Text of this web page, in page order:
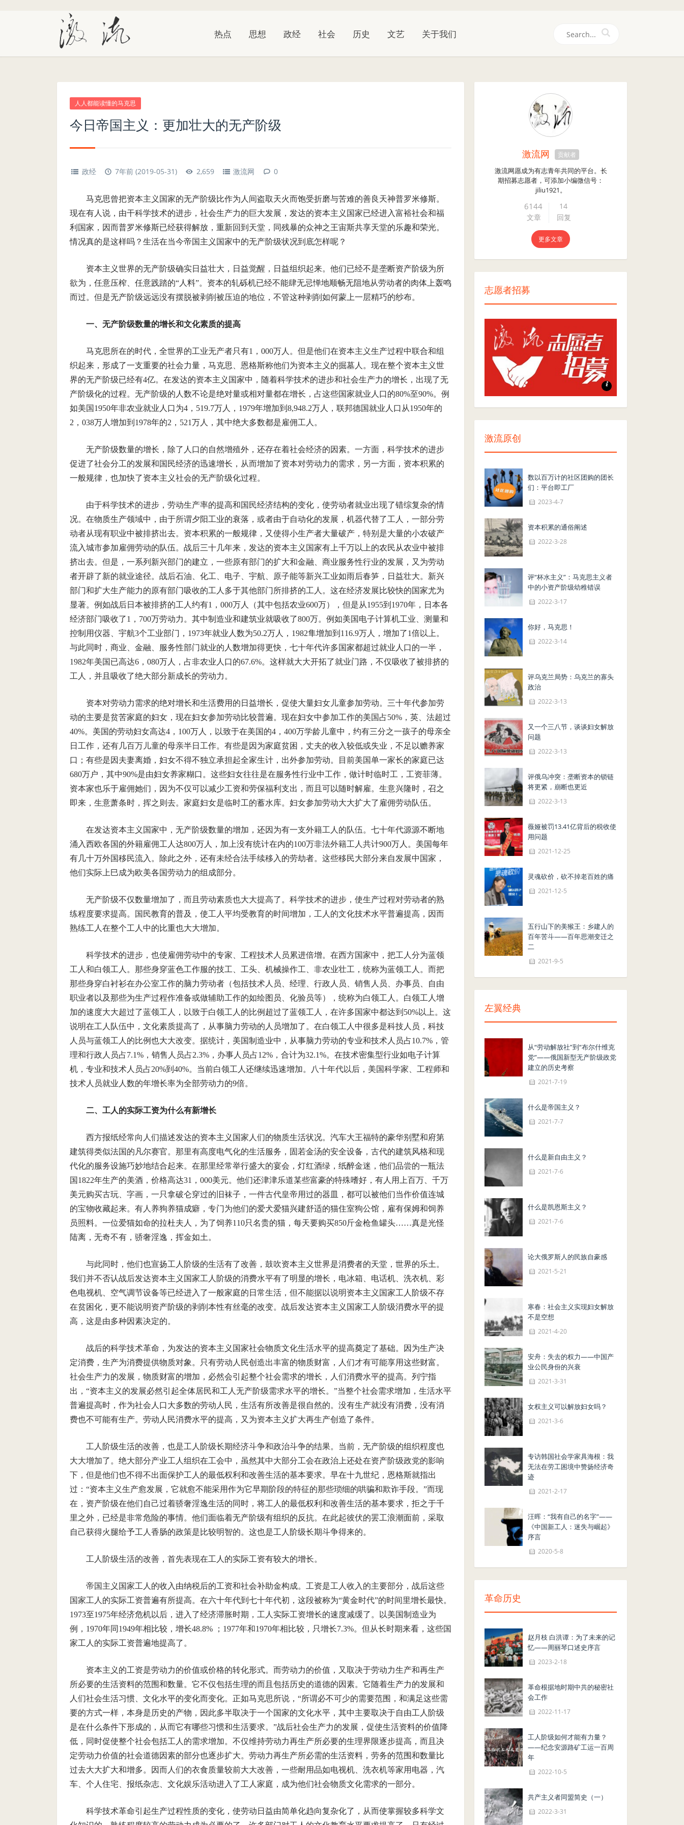
热点 思想 政经 社会 历史 文艺 关于我们
人人都能读懂的马克思
今日帝国主义：更加壮大的无产阶级
政经 7年前 (2019-05-31) 2,659 激流网 0
马克思曾把资本主义国家的无产阶级比作为人间盗取天火而饱受折磨与苦难的善良天神普罗米修斯。
现在有人说，由干科学技术的进步，社会生产力的巨大发展，发达的资本主义国家已经进入富裕社会和福
利国家，因而普罗米修斯已经获得解放，重新回到天堂，同残暴的众神之王宙斯共享天堂的乐趣和荣光。
情况真的是这样吗？生活在当今帝国主义国家中的无产阶级状况到底怎样呢？
资本主义世界的无产阶级确实日益壮大，日益觉醒，日益组织起来。他们已经不是垄断资产阶级为所
欲为，任意压榨、任意践踏的“人料”。资本的轧砾机已经不能肆无忌惮地顺畅无阻地从劳动者的肉体上轰鸣
而过。但是无产阶级远远没有摆脱被剥削被压迫的地位，不管这种剥削如何蒙上一层精巧的纱布。
一、无产阶级数量的增长和文化素质的提高
马克思所在的时代，全世界的工业无产者只有1，000万人。但是他们在资本主义生产过程中联合和组
织起来，形成了一支重要的社会力量，马克思、恩格斯称他们为资本主义的掘墓人。现在整个资本主义世
界的无产阶级已经有4亿。在发达的资本主义国家中，随着科学技术的进步和社会生产力的增长，出现了无
产阶级化的过程。无产阶级的人数不论是绝对量或相对量都在增长，占这些国家就业人口的80%至90%。例
如美国1950年非农业就业人口为4，519.7万人，1979年增加到8,948.2万人，联邦德国就业人口从1950年的
2，038万人增加到1978年的2，521万人，其中绝大多数都是雇佣工人。
无产阶级数量的增长，除了人口的自然增殖外，还存在着社会经济的因素。一方面，科学技术的进步
促进了社会分工的发展和国民经济的迅速增长，从而增加了资本对劳动力的需求，另一方面，资本积累的
一般规律，也加快了资本主义社会的无产阶级化过程。
由于科学技术的进步，劳动生产率的提高和国民经济结构的变化，使劳动者就业出现了错综复杂的情
况。在物质生产领域中，由于所谓夕阳工业的衰落，或者由于自动化的发展，机器代替了工人，一部分劳
动者从现有职业中被排挤出去。资本积累的一般规律，又使得小生产者大量破产，特别是大量的小农破产
流入城市参加雇佣劳动的队伍。战后三十几年来，发达的资本主义国家有上千万以上的农民从农业中被排
挤出去。但是，一系列新兴部门的建立，一些原有部门的扩大和金融、商业服务性行业的发展，又为劳动
者开辟了新的就业途径。战后石油、化工、电子、宇航、原子能等新兴工业如雨后春笋，日益壮大。新兴
部门和扩大生产能力的原有部门吸收的工人多于其他部门所排挤的工人。这在经济发展比较快的国家尤为
显著。例如战后日本被排挤的工人约有1，000万人（其中包括农业600万），但是从1955到1970年，日本各
经济部门吸收了1，700万劳动力。其中制造业和建筑业就吸收了800万。例如美国电子计算机工业、测量和
控制用仪器、宇航3个工业部门，1973年就业人数为50.2万人，1982隼增加到116.9万人，增加了1倍以上。
与此同时，商业、金融、服务性部门就业的人数增加得更快，七十年代许多国家都超过就业人口的一半，
1982年美国已高达6，080万人，占非农业人口的67.6%。这样就大大开拓了就业门路，不仅吸收了被排挤的
工人，并且吸收了绝大部分新成长的劳动力。
资本对劳动力需求的绝对增长和生活费用的日益增长，促使大量妇女儿童参加劳动。三十年代参加劳
动的主要是贫苦家庭的妇女，现在妇女参加劳动比较普遍。现在妇女中参加工作的美国占50%，英、法超过
40%。美国的劳动妇女高达4，100万人，以致于在美国的4，400万学龄儿童中，约有三分之一孩子的母亲全
日工作，还有几百万儿童的母亲半日工作。有些是因为家庭贫困，丈夫的收入较低或失业，不足以赡养家
口；有些是因夫妻离婚，妇女不得不独立承担起全家生计，出外参加劳动。目前美国单一家长的家庭已达
680万户，其中90%是由妇女养家糊口。这些妇女往往是在服务性行业中工作，做计时临时工，工资菲薄。
资本家也乐于雇佣她们，因为不仅可以减少工资和劳保福利支出，而且可以随时解雇。生意兴隆时，召之
即来，生意萧条时，挥之则去。家庭妇女是临时工的蓄水库。妇女参加劳动大大扩大了雇佣劳动队伍。
在发达资本主义国家中，无产阶级数量的增加，还因为有一支外籍工人的队伍。七十年代源源不断地
涌入西欧各国的外籍雇佣工人达800万人，加上没有统计在内的100万非法外籍工人共计900万人。美国每年
有几十万外国移民流入。除此之外，还有未经合法手续移入的劳劫者。这些移民大部分来自发展中国家，
他们实际上巳成为欧美各国劳动力的组成部分。
无产阶级不仅数量增加了，而且劳动素质也大大提高了。科学技术的进步，使生产过程对劳动者的熟
练程度要求提高。国民教育的普及，使工人平均受教育的时间增加，工人的文化技术水平普遍提高，因而
熟练工人在整个工人中的比重也大大增加。
科学技术的进步，也使雇佣劳动中的专家、工程技术人员累进倍增。在西方国家中，把工人分为蓝领
工人和白领工人。那些身穿蓝色工作服的技工、工头、机械操作工、非农业壮工，统称为蓝领工人。而把
那些身穿白衬衫在办公室工作的脑力劳动者（包括技术人员、经理、行政人员、销售人员、办事员、自由
职业者以及那些为生产过程作准备或做辅助工作的如绘图员、化验员等），统称为白领工人。白领工人增
加的速度大大超过了蓝领工人，以致于白领工人的比例超过了蓝领工人，在许多国家中都达到50%以上。这
说明在工人队伍中，文化素质提高了，从事脑力劳动的人员增加了。在白领工人中很多是科技人员，科技
人员与蓝领工人的比例也大大改变。据统计，美国制造业中，从事脑力劳动的专业和技术人员占10.7%，管
理和行政人员占7.1%，销售人员占2.3%，办事人员占12%，合计为32.1%。在技术密集型行业如电子计算
机，专业和技术人员占20%到40%。当前白领工人还继续迅速增加。八十年代以后，美国科学家、工程师和
技术人员就业人数的年增长率为全部劳动力的9倍。
二、工人的实际工资为什么有新增长
西方报纸经常向人们描述发达的资本主义国家人们的物质生活状况。汽车大王福特的豪华别墅和府第
建筑得类似法国的凡尔赛官。那里有高度电气化的生活服务，固若金汤的安全设备，古代的建筑风格和现
代化的服务设施巧妙地结合起来。在那里经常举行盛大的宴会，灯红酒绿，纸醉金迷，他们品尝的一瓶法
国1822年生产的美酒，价格高达31，000美元。他们还津津乐道某些富豪的特殊嗜好，有人用上百万、千万
美元购买古玩、字画，一只拿破仑穿过的旧袜子，一件古代皇帝用过的器皿，都可以被他们当作价值连城
的宝物收藏起来。有人养狗养猫成癖，专门为他们的爱犬爱猫兴建舒适的猫住室狗公馆，雇有保姆和饲养
员照料。一位爱猫如命的拉杜夫人，为了饲养110只名贵的猫，每天要购买850斤金枪鱼罐头……真是光怪
陆离，无奇不有，骄奢淫逸，挥金如土。
与此同时，他们也宣扬工人阶级的生活有了改善，鼓吹资本主义世界是消费者的天堂，世界的乐土。
我们并不否认战后发达资本主义国家工人阶级的消费水平有了明显的增长，电冰箱、电话机、洗衣机、彩
色电视机、空气调节设备等已经进入了一般家庭的日常生活，但不能据以说明资本主义国家工人阶级不存
在贫困化，更不能说明资产阶级的剥削本性有丝毫的改变。战后发达资本主义国家工人阶级消费水平的提
高，这是由多种因素决定的。
战后的科学技术革命，为发达的资本主义国家社会物质文化生活水平的提高奠定了基础。因为生产决
定消费，生产为消费提供物质对象。只有劳动人民创造出丰富的物质财富，人们才有可能享用这些财富。
社会生产力的发展，物质财富的增加，必然会引起整个社会需求的增长，人们消费水平的提高。列宁指
出，“资本主义的发展必然引起全体居民和工人无产阶级需求水平的增长。”当整个社会需求增加，生活水平
普遍提高时，作为社会人口大多数的劳动人民，生活有所改善是很自然的。没有生产就没有消费，没有消
费也不可能有生产。劳动人民消费水平的提高，又为资本主义扩大再生产创造了条件。
工人阶级生活的改善，也是工人阶级长期经济斗争和政治斗争的结果。当前，无产阶级的组织程度也
大大增加了。绝大部分产业工人组织在工会中，虽然其中大部分工会在政治上还处在资产阶级政党的影响
下，但是他们也不得不出面保护工人的最低权利和改善生活的基本要求。早在十九世纪，恩格斯就指出
过：“资本主义生产愈发展，它就愈不能采用作为它早期阶段的特征的那些琐细的哄骗和欺诈手段。”而现
在，资产阶级在他们自己过着骄奢淫逸生活的同时，将工人的最低权利和改善生活的基本要求，拒之于千
里之外，已经是非常危险的事情。他们面临着无产阶级有组织的反抗。在此起彼伏的罢工浪潮面前，采取
自己获得火腿给予工人香肠的政策是比较明智的。这也是工人阶级长期斗争得来的。
工人阶级生活的改善，首先表现在工人的实际工资有较大的增长。
帝国主义国家工人的收入由纳税后的工资和社会补助金构成。工资是工人收入的主要部分，战后这些
国家工人的实际工资普遍有所提高。在六十年代到七十年代初，这段被称为“黄金时代”的时间里增长最快。
1973至1975年经济危机以后，进入了经济滞胀时期，工人实际工资增长的速度减缓了。以美国制造业为
例，1970年同1949年相比较，增长48.8% ；1977年和1970年相比较，只增长7.3%。但从长时期来看，这些国
家工人的实际工资普遍地提高了。
资本主义的工资是劳动力的价值或价格的转化形式。而劳动力的价值，又取决于劳动力生产和再生产
所必要的生活资料的范围和数量。它不仅包括生理的而且包括历史的道德的因素。它随着生产力的发展和
人们社会生活习惯、文化水平的变化而变化。正如马克思所说，“所谓必不可少的需要范围，和满足这些需
要的方式一样，本身是历史的产物，因此多半取决于一个国家的文化水平，其中主要取决于自由工人阶级
是在什么条件下形成的，从而它有哪些习惯和生活要求。”战后社会生产力的发展，促使生活资料的价值降
低，同时促使整个社会包括工人的需求增加。不仅维持劳动力再生产所必要的生理界限逐步提高，而且决
定劳动力价值的社会道德因素的部分也逐步扩大。劳动力再生产所必需的生活资料，劳务的范围和数量比
过去大大扩大和增多。因而人们的衣食质量较前大大改善，一些耐用品如电视机、洗衣机等家用电器，汽
车、个人住宅、报纸杂志、文化娱乐活动进入了工人家庭，成为他们社会物质文化需求的一部分。
科学技术革命引起生产过程性质的变化，使劳动日益由简单化趋向复杂化了，从而使掌握较多科学文
激流网 贡献者
激流网愿成为有志青年共同的平台。长
期招募志愿者，可添加小编微信号：
jiliu1921。
6144
文章
14
回复
更多文章
志愿者招募
志愿者招募
激流原创
数以百万计的社区团购的团长
们：平台即工厂
2023-4-7
资本积累的通俗阐述
2022-3-28
评“杯水主义”：马克思主义者
中的小资产阶级幼稚错误
2022-3-17
你好，马克思！
2022-3-14
评乌克兰局势：乌克兰的寡头
政治
2022-3-13
又一个三八节，谈谈妇女解放
问题
2022-3-13
评俄乌冲突：垄断资本的锁链
将更紧，崩断也更近
2022-3-13
薇娅被罚13.41亿背后的税收使
用问题
2021-12-25
灵魂砍价，砍不掉老百姓的痛
2021-12-5
五行山下的美猴王：乡建人的
百年苦斗——百年思潮变迁之
二
2021-9-5
左翼经典
从“劳动解放社”到“布尔什维克
党”——俄国新型无产阶级政党
建立的历史考察
2021-7-19
什么是帝国主义？
2021-7-7
什么是新自由主义？
2021-7-6
什么是凯恩斯主义？
2021-7-6
论大俄罗斯人的民族自豪感
2021-5-21
寒春：社会主义实现妇女解放
不是空想
2021-4-20
安舟：失去的权力——中国产
业公民身份的兴衰
2021-3-31
女权主义可以解放妇女吗？
2021-3-6
专访韩国社会学家具海根：我
无法在劳工困境中赞扬经济奇
迹
2021-2-17
汪晖：“我有自己的名字”——
《中国新工人：迷失与崛起》
序言
2020-5-8
革命历史
赵月枝 白洪谭：为了未来的记
忆——周丽琴口述史序言
2023-2-18
革命根据地时期中共的秘密社
会工作
2022-11-17
工人阶级如何才能有力量？
——纪念安源路矿工运一百周
年
2022-10-5
共产主义者同盟简史（一）
2022-3-31